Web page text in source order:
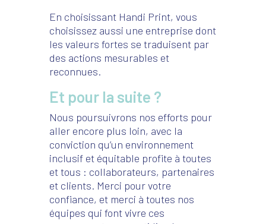
En choisissant Handi Print, vous
choisissez aussi une entreprise dont
les valeurs fortes se traduisent par
des actions mesurables et
reconnues.
Et pour la suite ?
Nous poursuivrons nos efforts pour
aller encore plus loin, avec la
conviction qu’un environnement
inclusif et équitable profite à toutes
et tous : collaborateurs, partenaires
et clients. Merci pour votre
confiance, et merci à toutes nos
équipes qui font vivre ces